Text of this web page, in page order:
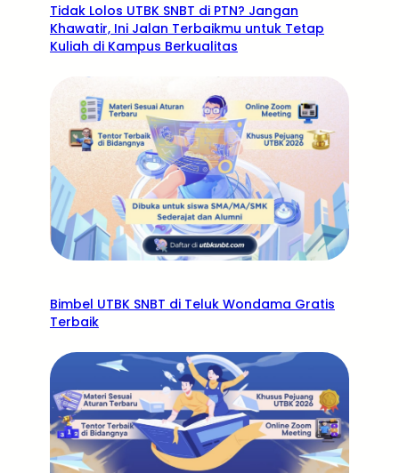
Tidak Lolos UTBK SNBT di PTN? Jangan
Khawatir, Ini Jalan Terbaikmu untuk Tetap
Kuliah di Kampus Berkualitas
Bimbel UTBK SNBT di Teluk Wondama Gratis
Terbaik